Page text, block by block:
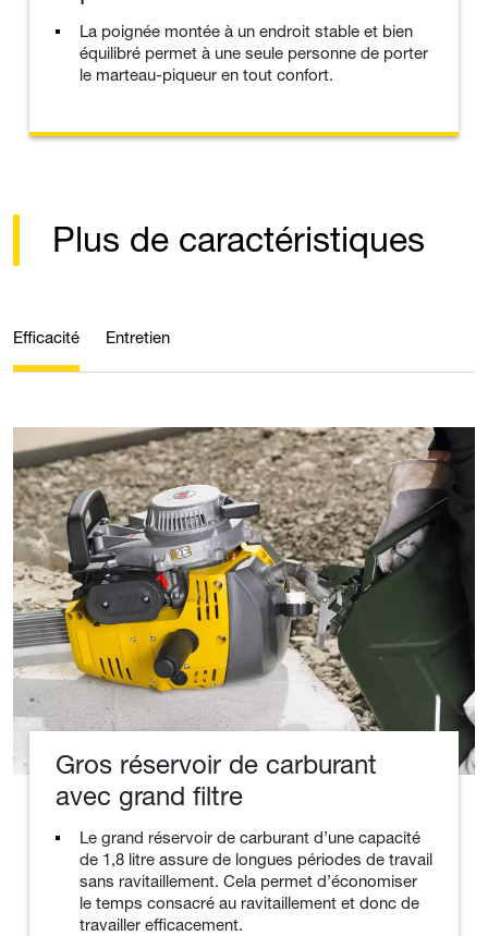
La poignée montée à un endroit stable et bien
équilibré permet à une seule personne de porter
le marteau-piqueur en tout confort.
Plus de caractéristiques
Efficacité Entretien
Gros réservoir de carburant
avec grand filtre
Le grand réservoir de carburant d’une capacité
de 1,8 litre assure de longues périodes de travail
sans ravitaillement. Cela permet d’économiser
le temps consacré au ravitaillement et donc de
travailler efficacement.